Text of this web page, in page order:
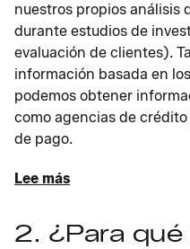
nuestros propios análisis
durante estudios de
evaluación de clientes).
información basada en
podemos obtener
como agencias de
de pago.
Lee más
2. ¿Para